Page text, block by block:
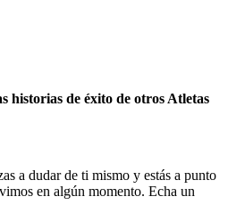
historias de éxito de otros Atletas
a dudar de ti mismo y estás a punto
en algún momento. Echa un